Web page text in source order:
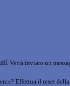
Verrà inviato un
Effettua il reset